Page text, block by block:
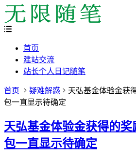
首页
建站交流
站长个人日记随笔
首页 疑难解惑
天弘基金体验金获
包一直显示待确定
天弘基金体验金获得的
包一直显示待确定